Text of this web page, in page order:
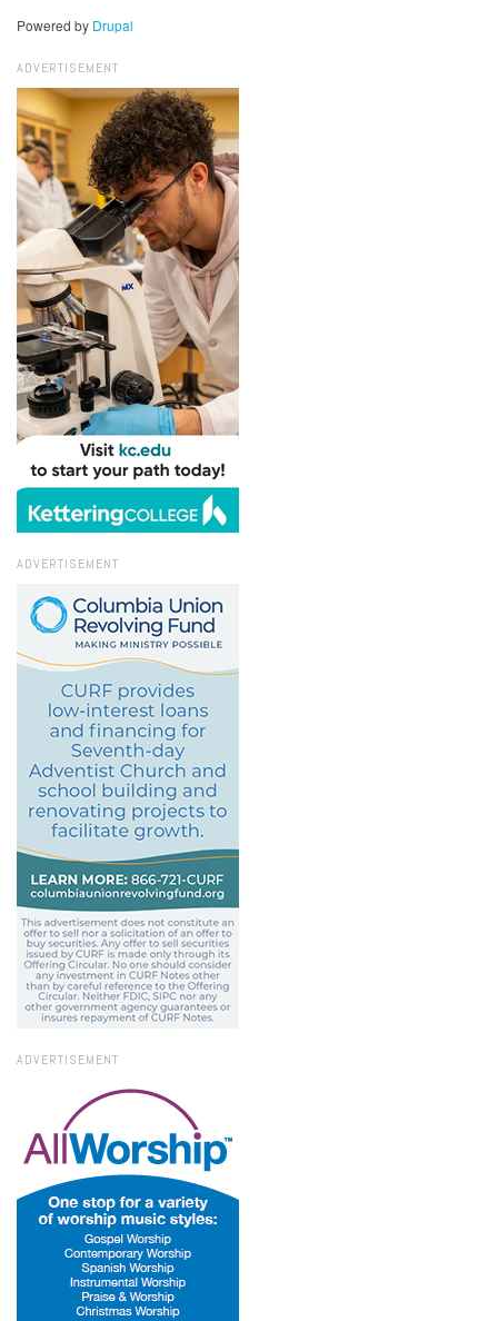
Powered by Drupal
ADVERTISEMENT
ADVERTISEMENT
ADVERTISEMENT